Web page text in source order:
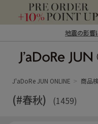
地震の影響
ン オンライン）
J'aDoRe JUN ONLINE 商品
(#春秋) (1459)